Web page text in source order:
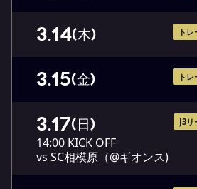
3.14(木) ト
3.15(金) ト
3.17(日) J3
14:00 KICK OFF
vs SC相模原（@ギオンス)